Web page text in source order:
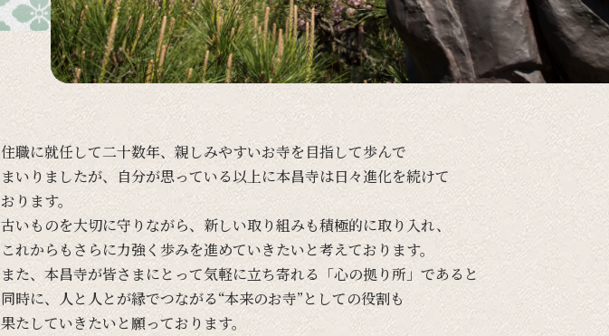
住職に就任して二十数年、 親しみやすいお寺を目指して歩んで
まいりましたが、自分が思っている以上に本昌寺は日々進化を続けて
おります。
古いものを大切に守りながら、 新しい取り組みも積極的に取り入れ、
これからも さらに力強く 歩みを進めていきたいと考えております。
また、 本昌寺が皆さまにとって気軽に立ち寄れる 「心の拠り所」であると
同時に、 人と 人とが縁でつながる“本来のお寺”と しての役割も
果たしていきたいと願っております。